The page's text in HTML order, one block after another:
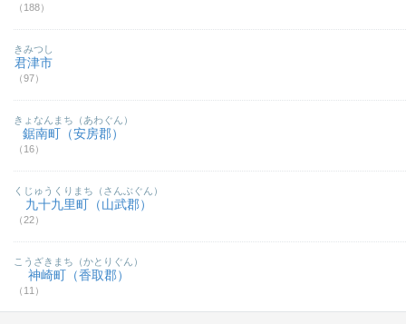
（188）
君津市
（97）
きみつし
鋸南町（安房郡）
（16）
きょなんまち（あわぐん）
九十九里町（山武郡）
（22）
くじゅうくりまち（さんぶぐん）
神崎町（香取郡）
（11）
こうざきまち（かとりぐん）